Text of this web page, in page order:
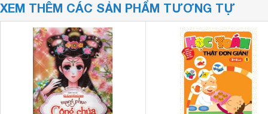
XEM THÊM CÁC SẢN PHẨM TƯƠNG TỰ